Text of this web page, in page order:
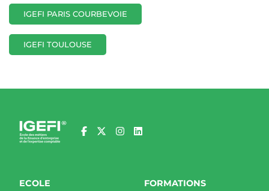
IGEFI PARIS COURBEVOIE
IGEFI TOULOUSE
ECOLE FORMATIONS